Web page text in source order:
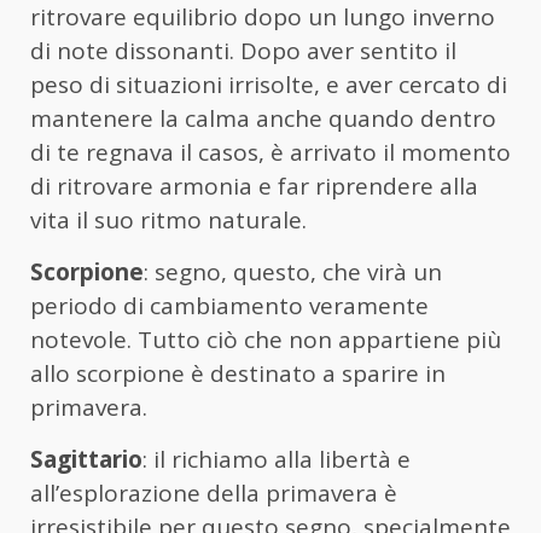
ritrovare equilibrio dopo un lungo inverno
di note dissonanti. Dopo aver sentito il
peso di situazioni irrisolte, e aver cercato di
mantenere la calma anche quando dentro
di te regnava il casos, è arrivato il momento
di ritrovare armonia e far riprendere alla
vita il suo ritmo naturale.
Scorpione: segno, questo, che virà un
periodo di cambiamento veramente
notevole. Tutto ciò che non appartiene più
allo scorpione è destinato a sparire in
primavera.
Sagittario: il richiamo alla libertà e
all’esplorazione della primavera è
irresistibile per questo segno, specialmente